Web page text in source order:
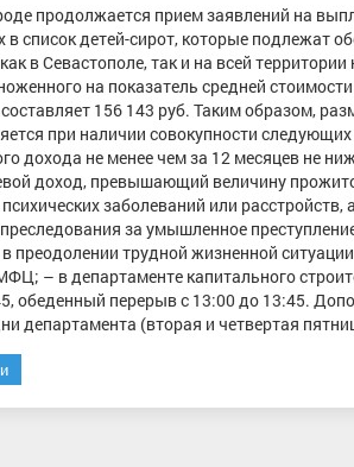
продолжается прием заявлений на
в список детей-сирот, которые подлежат
в Севастополе, так и на всей
на показатель средней
156 143 руб. Таким образом,
при наличии совокупности
дохода не менее чем за 12 месяцев не
доход, превышающий величину
заболеваний или
за умышленное
преодолении трудной жизненной
– в департаменте капитального
обеденный перерыв с 13:00 до 13:45.
департамента (вторая и четвертая